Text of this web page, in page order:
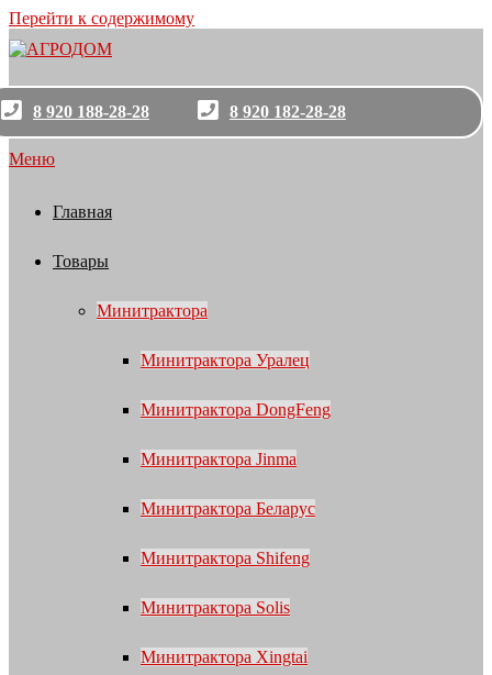
Перейти к содержимому
8 920 188-28-28 8 920 182-28-28
Меню
Главная
Товары
Минитрактора
Минитрактора Уралец
Минитрактора DongFeng
Минитрактора Jinma
Минитрактора Беларус
Минитрактора Shifeng
Минитрактора Solis
Минитрактора Xingtai